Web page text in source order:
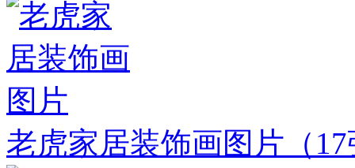
老虎家居装饰画图片 （